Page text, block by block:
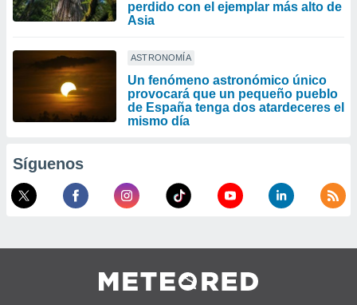
perdido con el ejemplar más alto de
Asia
ASTRONOMÍA
Un fenómeno astronómico único
provocará que un pequeño pueblo
de España tenga dos atardeceres el
mismo día
Síguenos